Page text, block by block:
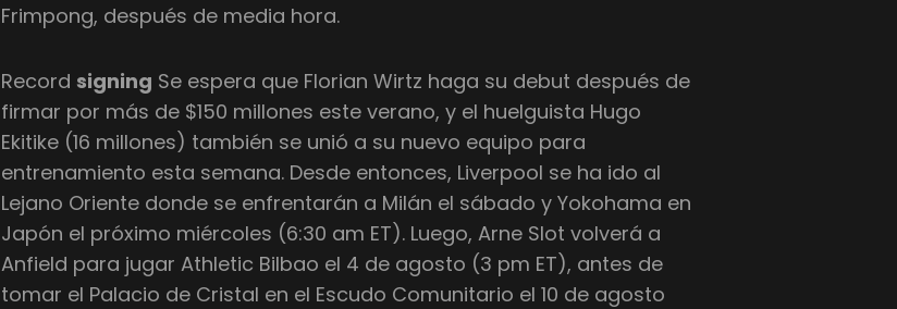
Frimpong, después de media hora.
Record signing Se espera que Florian Wirtz haga su debut después de
firmar por más de $150 millones este verano, y el huelguista Hugo
Ekitike (16 millones) también se unió a su nuevo equipo para
entrenamiento esta semana. Desde entonces, Liverpool se ha ido al
Lejano Oriente donde se enfrentarán a Milán el sábado y Yokohama en
Japón el próximo miércoles (6:30 am ET). Luego, Arne Slot volverá a
Anfield para jugar Athletic Bilbao el 4 de agosto (3 pm ET), antes de
tomar el Palacio de Cristal en el Escudo Comunitario el 10 de agosto